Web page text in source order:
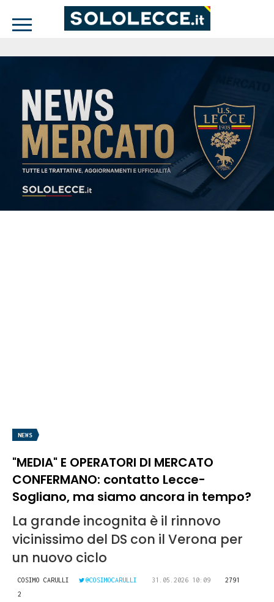
NEWS
"MEDIA" E OPERATORI DI MERCATO
CONFERMANO: contatto Lecce-
Sogliano, ma siamo ancora in tempo?
La grande incognita è il rinnovo
vicinissimo del DS con il Verona per
un nuovo ciclo
COSIMO CARULLI @COSIMOCARULLI 31.05.2026 10:09
2791
2